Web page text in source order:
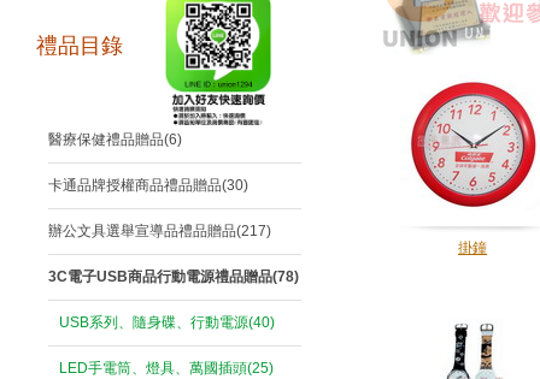
掛鐘
禮品目錄
醫療保健禮品贈品(6)
卡通品牌授權商品禮品贈品(30)
辦公文具選舉宣導品禮品贈品(217)
3C電子USB商品行動電源禮品贈品(78)
USB系列、隨身碟、行動電源(40)
LED手電筒、燈具、萬國插頭(25)